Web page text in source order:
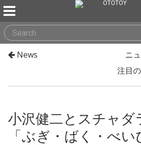
News
ニ
注目
小沢健二とスチャダ
「ぶぎ・ばく・べ